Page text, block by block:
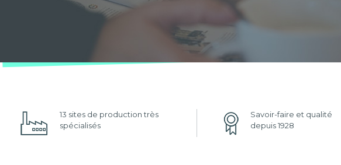
13 sites de production très
spécialisés
Savoir-faire et qualité
depuis 1928